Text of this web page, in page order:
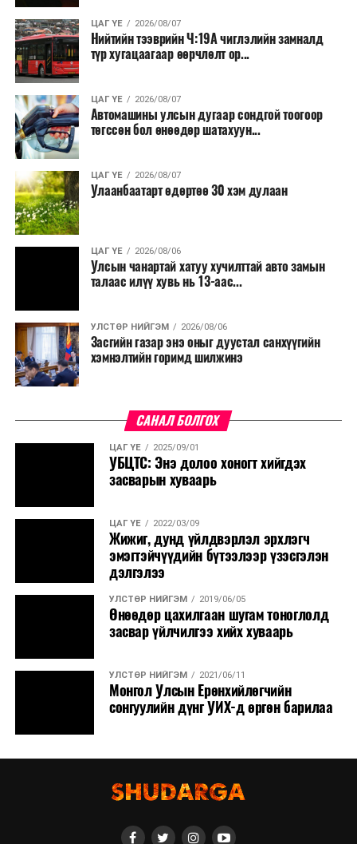
ЦАГ ҮЕ 2026/08/07
Нийтийн тээврийн Ч:19А чиглэлийн замналд
түр хугацаагаар өөрчлөлт ор...
ЦАГ ҮЕ 2026/08/07
Автомашины улсын дугаар сондгой тоогоор
төгссөн бол өнөөдөр шатахуун...
ЦАГ ҮЕ 2026/08/07
Улаанбаатарт өдөртөө 30 хэм дулаан
ЦАГ ҮЕ 2026/08/06
Улсын чанартай хатуу хучилттай авто замын
талаас илүү хувь нь 13-аас...
УЛСТӨР НИЙГЭМ 2026/08/06
Засгийн газар энэ оныг дуустал санхүүгийн
хэмнэлтийн горимд шилжинэ
САНАЛ БОЛГОХ
ЦАГ ҮЕ 2025/09/01
УБЦТС: Энэ долоо хоногт хийгдэх
засварын хуваарь
ЦАГ ҮЕ 2022/03/09
Жижиг, дунд үйлдвэрлэл эрхлэгч
эмэгтэйчүүдийн бүтээлээр үзэсгэлэн
дэлгэлээ
УЛСТӨР НИЙГЭМ 2019/06/05
Өнөөдөр цахилгаан шугам тоноглолд
засвар үйлчилгээ хийх хуваарь
УЛСТӨР НИЙГЭМ 2021/06/11
Монгол Улсын Ерөнхийлөгчийн
сонгуулийн дүнг УИХ-д өргөн барилаа